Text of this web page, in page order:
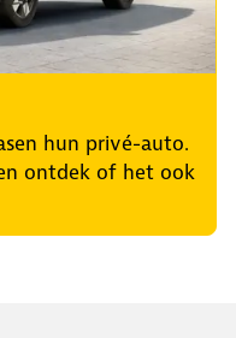
hun privé-auto.
ontdek of het ook